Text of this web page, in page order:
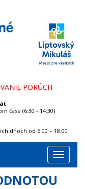
PORÚCH
čase (6:30 - 14:30)
dňoch od 6:00 – 18:00
Toggle